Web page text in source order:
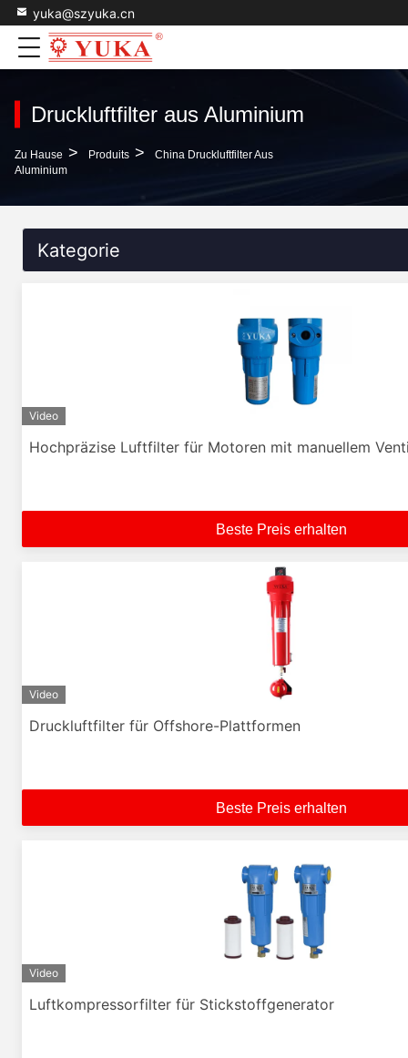
yuka@szyuka.cn
Druckluftfilter aus Aluminium
Zu Hause > Produits >
China Druckluftfilter Aus
Aluminium
Kategorie
Video
Hochpräzise Luftfilter für Motoren mit manuellem
Beste Preis erhalten
Video
Druckluftfilter für Offshore-Plattformen
Beste Preis erhalten
Video
Luftkompressorfilter für Stickstoffgenerator